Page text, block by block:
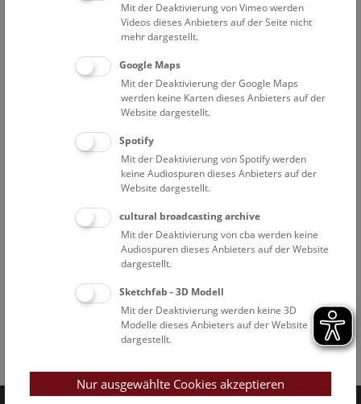
Mit der Deaktivierung von Vimeo werden
Videos dieses Anbieters auf der Seite nicht
mehr dargestellt.
Google Maps
Mit der Deaktivierung der Google Maps
werden keine Karten dieses Anbieters auf der
Website dargestellt.
Spotify
Mit der Deaktivierung von Spotify werden
keine Audiospuren dieses Anbieters auf der
Website dargestellt.
cultural broadcasting archive
Mit der Deaktivierung von cba werden keine
Audiospuren dieses Anbieters auf der Website
dargestellt.
Sketchfab - 3D Modell
Mit der Deaktivierung werden keine 3D
Modelle dieses Anbieters auf der Website
dargestellt.
Nur ausgewählte Cookies akzeptieren